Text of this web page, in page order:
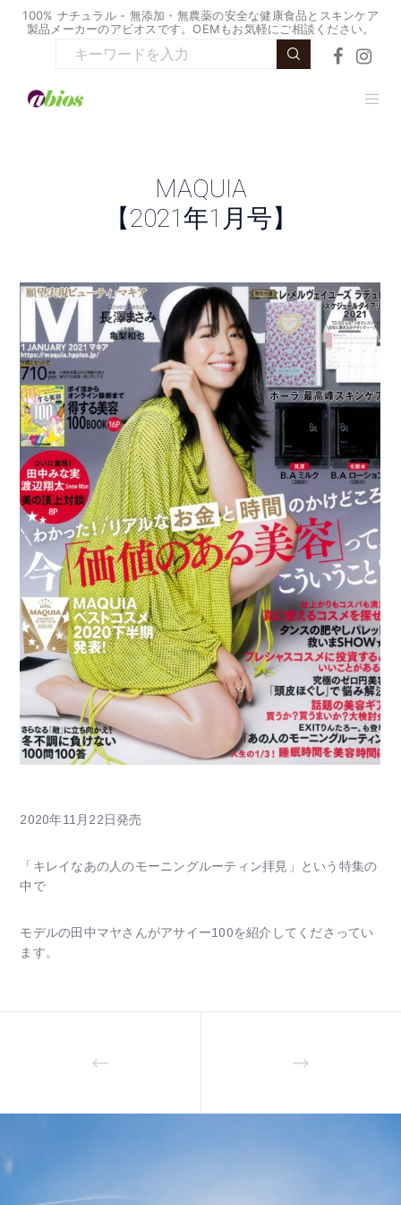
100% ナチュラル - 無添加・無農薬の安全な健康食品とスキンケア
製品メーカーのアビオスです。OEMもお気軽にご相談ください。
MAQUIA
【2021年1月号】
2020年11月22日発売
「キレイなあの人のモーニングルーティン拝見」という特集の
中で
モデルの田中マヤさんがアサイー100を紹介してくださってい
ます。